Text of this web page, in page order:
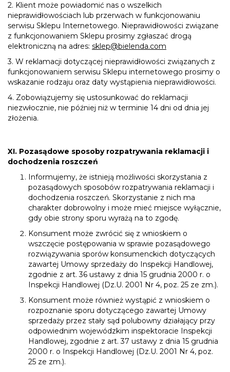
2. Klient może powiadomić nas o wszelkich
nieprawidłowościach lub przerwach w funkcjonowaniu
serwisu Sklepu Internetowego. Nieprawidłowości związane
z funkcjonowaniem Sklepu prosimy zgłaszać drogą
elektroniczną na adres: sklep@bielenda.com
3. W reklamacji dotyczącej nieprawidłowości związanych z
funkcjonowaniem serwisu Sklepu internetowego prosimy o
wskazanie rodzaju oraz daty wystąpienia nieprawidłowości.
4. Zobowiązujemy się ustosunkować do reklamacji
niezwłocznie, nie później niż w terminie 14 dni od dnia jej
złożenia.
XI. Pozasądowe sposoby rozpatrywania reklamacji i
dochodzenia roszczeń
Informujemy, że istnieją możliwości skorzystania z
pozasądowych sposobów rozpatrywania reklamacji i
dochodzenia roszczeń. Skorzystanie z nich ma
charakter dobrowolny i może mieć miejsce wyłącznie,
gdy obie strony sporu wyrażą na to zgodę.
Konsument może zwrócić się z wnioskiem o
wszczęcie postępowania w sprawie pozasądowego
rozwiązywania sporów konsumenckich dotyczących
zawartej Umowy sprzedaży do Inspekcji Handlowej,
zgodnie z art. 36 ustawy z dnia 15 grudnia 2000 r. o
Inspekcji Handlowej (Dz.U. 2001 Nr 4, poz. 25 ze zm.).
Konsument może również wystąpić z wnioskiem o
rozpoznanie sporu dotyczącego zawartej Umowy
sprzedaży przez stały sąd polubowny działający przy
odpowiednim wojewódzkim inspektoracie Inspekcji
Handlowej, zgodnie z art. 37 ustawy z dnia 15 grudnia
2000 r. o Inspekcji Handlowej (Dz.U. 2001 Nr 4, poz.
25 ze zm.).